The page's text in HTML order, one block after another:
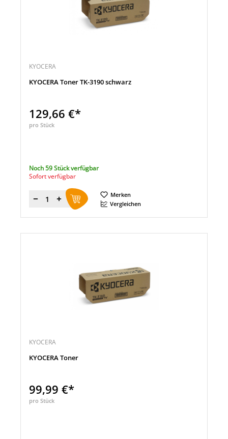
KYOCERA
KYOCERA Toner TK-3190 schwarz
129,66 €*
pro Stück
Noch 59 Stück verfügbar
Sofort verfügbar
Menge
Merken
Vergleichen
KYOCERA
KYOCERA Toner
99,99 €*
pro Stück